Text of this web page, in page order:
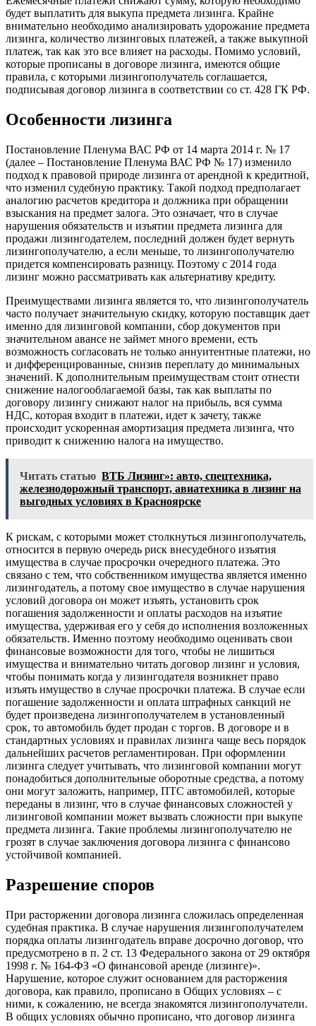
будет выплатить для выкупа предмета лизинга. Крайне
внимательно необходимо анализировать удорожание предмета
лизинга, количество лизинговых платежей, а также выкупной
платеж, так как это все влияет на расходы. Помимо условий,
которые прописаны в договоре лизинга, имеются общие
правила, с которыми лизингополучатель соглашается,
подписывая договор лизинга в соответствии со ст. 428 ГК РФ.
Особенности лизинга
Постановление Пленума ВАС РФ от 14 марта 2014 г. № 17
(далее – Постановление Пленума ВАС РФ № 17) изменило
подход к правовой природе лизинга от арендной к кредитной,
что изменил судебную практику. Такой подход предполагает
аналогию расчетов кредитора и должника при обращении
взыскания на предмет залога. Это означает, что в случае
нарушения обязательств и изъятии предмета лизинга для
продажи лизингодателем, последний должен будет вернуть
лизингополучателю, а если меньше, то лизингополучателю
придется компенсировать разницу. Поэтому с 2014 года
лизинг можно рассматривать как альтернативу кредиту.
Преимуществами лизинга является то, что лизингополучатель
часто получает значительную скидку, которую поставщик дает
именно для лизинговой компании, сбор документов при
значительном авансе не займет много времени, есть
возможность согласовать не только аннуитентные платежи, но
и дифференцированные, снизив переплату до минимальных
значений. К дополнительным преимуществам стоит отнести
снижение налогооблагаемой базы, так как выплаты по
договору лизингу снижают налог на прибыль, вся сумма
НДС, которая входит в платежи, идет к зачету, также
происходит ускоренная амортизация предмета лизинга, что
приводит к снижению налога на имущество.
Читать статью ВТБ Лизинг»: авто, спецтехника,
железнодорожный транспорт, авиатехника в лизинг на
выгодных условиях в Красноярске
К рискам, с которыми может столкнуться лизингополучатель,
относится в первую очередь риск внесудебного изъятия
имущества в случае просрочки очередного платежа. Это
связано с тем, что собственником имущества является именно
лизингодатель, а потому свое имущество в случае нарушения
условий договора он может изъять, установить срок
погашения задолженности и оплаты расходов на изъятие
имущества, удерживая его у себя до исполнения возложенных
обязательств. Именно поэтому необходимо оценивать свои
финансовые возможности для того, чтобы не лишиться
имущества и внимательно читать договор лизинг и условия,
чтобы понимать когда у лизингодателя возникнет право
изъять имущество в случае просрочки платежа. В случае если
погашение задолженности и оплата штрафных санкций не
будет произведена лизингополучателем в установленный
срок, то автомобиль будет продан с торгов. В договоре и в
стандартных условиях и правилах лизинга чаще весь порядок
дальнейших расчетов регламентирован. При оформлении
лизинга следует учитывать, что лизинговой компании могут
понадобиться дополнительные оборотные средства, а потому
они могут заложить, например, ПТС автомобилей, которые
переданы в лизинг, что в случае финансовых сложностей у
лизинговой компании может вызвать сложности при выкупе
предмета лизинга. Такие проблемы лизингополучателю не
грозят в случае заключения договора лизинга с финансово
устойчивой компанией.
Разрешение споров
При расторжении договора лизинга сложилась определенная
судебная практика. В случае нарушения лизингополучателем
порядка оплаты лизингодатель вправе досрочно договор, что
предусмотрено в п. 2 ст. 13 Федерального закона от 29 октября
1998 г. № 164-ФЗ «О финансовой аренде (лизинге)».
Нарушение, которое служит основанием для расторжения
договора, как правило, прописано в Общих условиях – с
ними, к сожалению, не всегда знакомятся лизингополучатели.
В общих условиях обычно прописано, что договор лизинга